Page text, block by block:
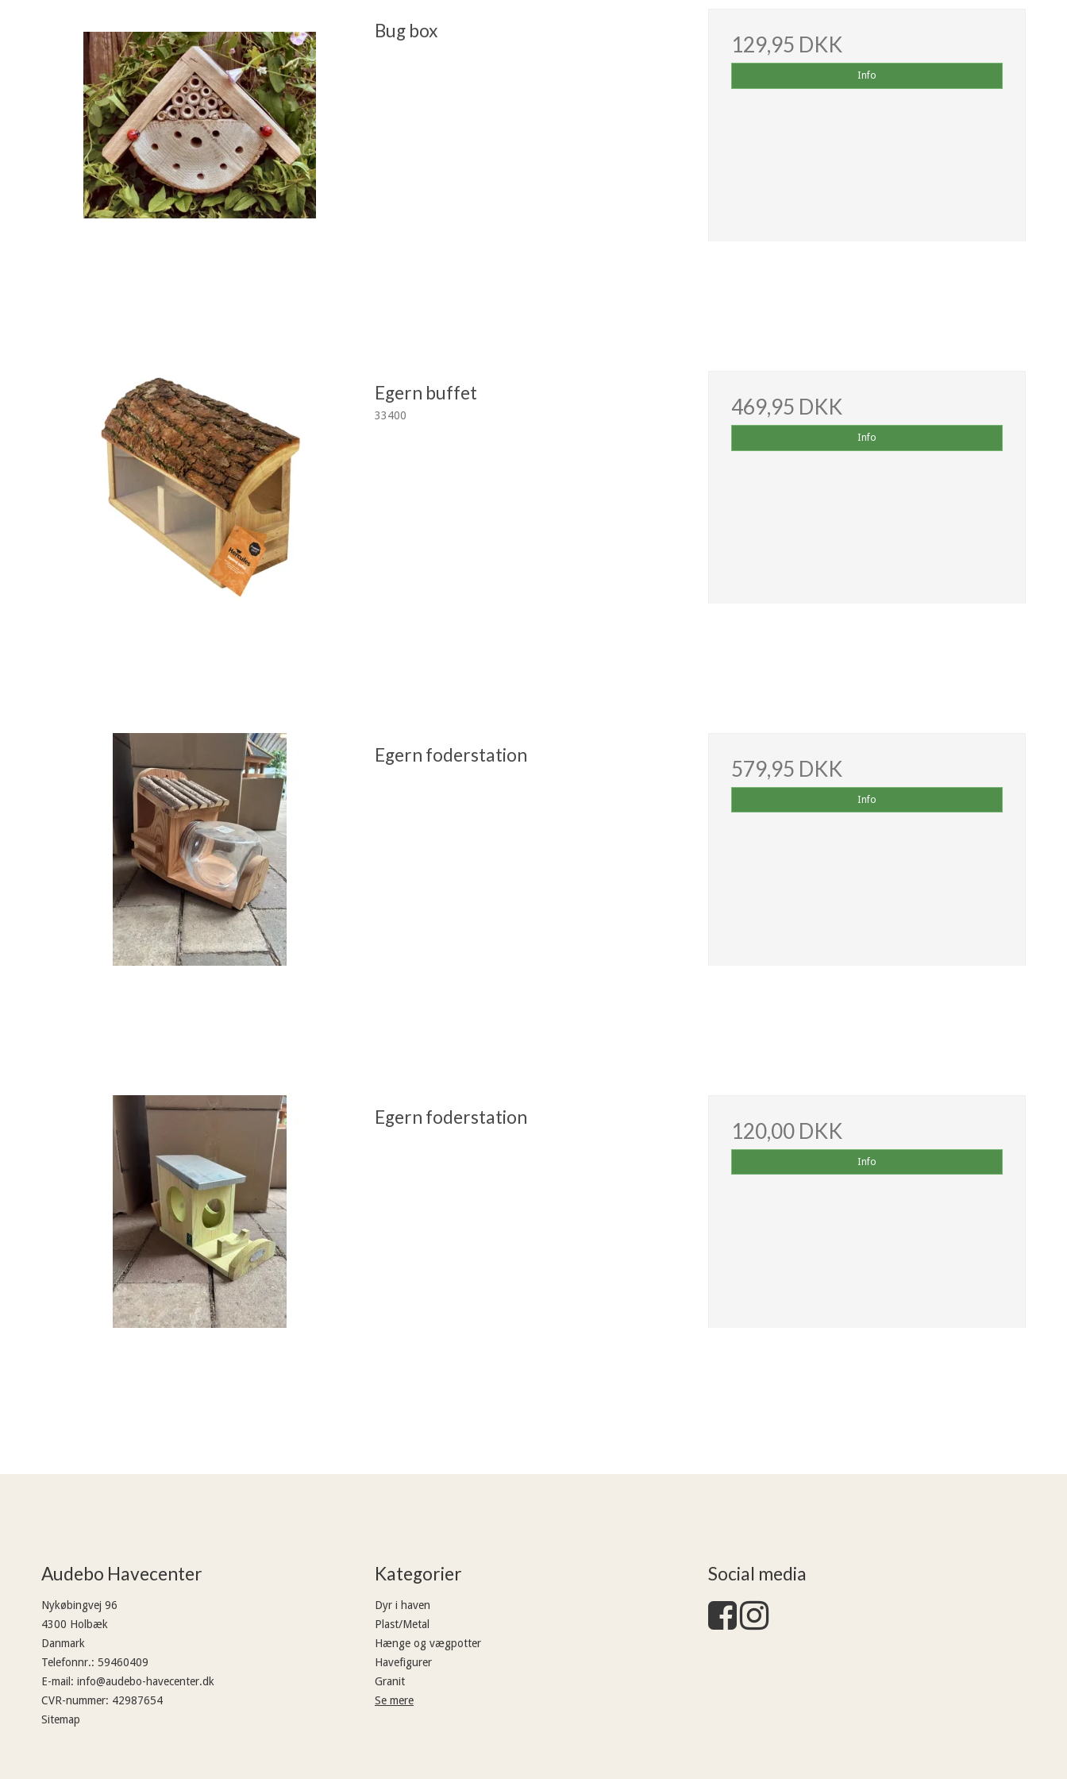
Bug box
129,95 DKK
Info
Egern buffet
33400 469,95 DKK
Info
Egern foderstation
579,95 DKK
Info
Egern foderstation
120,00 DKK
Info
Audebo Havecenter
Nykøbingvej 96
4300 Holbæk
Danmark
Telefonnr.: 59460409
E-mail : info@audebo-havecenter.dk
CVR-nummer: 42987654
Sitemap
Kategorier
Dyr i haven
Plast/Metal
Hænge og vægpotter
Havefigurer
Granit
Se mere
Social media